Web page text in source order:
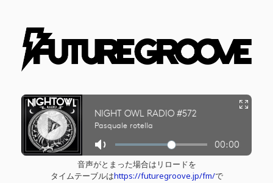
音声がとまった場合はリロードを
タイムテーブルはhttps://futuregroove.jp/fm/で